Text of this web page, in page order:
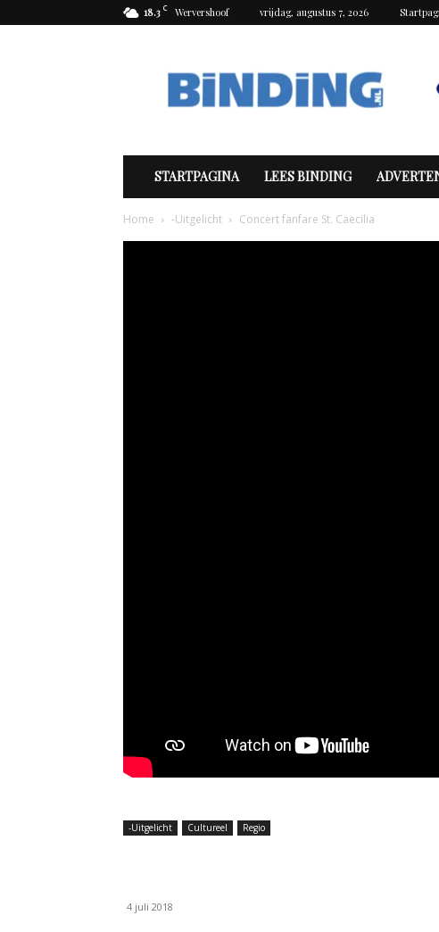
18.3 C Wervershoof vrijdag, augustus 7, 2026
STARTPAGINA LEES BINDING
Home -Uitgelicht Concert fanfare St. Caecilia
-Uitgelicht Cultureel Regio
4 juli 2018